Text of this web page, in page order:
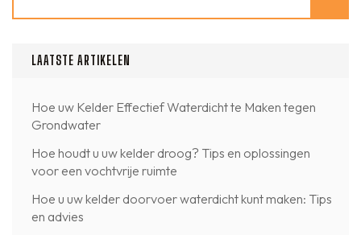
LAATSTE ARTIKELEN
Hoe uw Kelder Effectief Waterdicht te Maken tegen
Grondwater
Hoe houdt u uw kelder droog? Tips en oplossingen
voor een vochtvrije ruimte
Hoe u uw kelder doorvoer waterdicht kunt maken: Tips
en advies